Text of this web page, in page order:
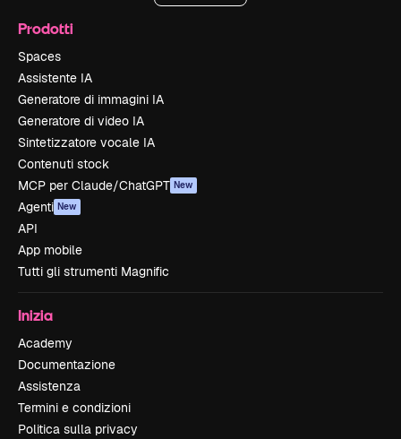
Prodotti
Spaces
Assistente IA
Generatore di immagini IA
Generatore di video IA
Sintetizzatore vocale IA
Contenuti stock
MCP per Claude/ChatGPT New
Agenti New
API
App mobile
Tutti gli strumenti Magnific
Inizia
Academy
Documentazione
Assistenza
Termini e condizioni
Politica sulla privacy